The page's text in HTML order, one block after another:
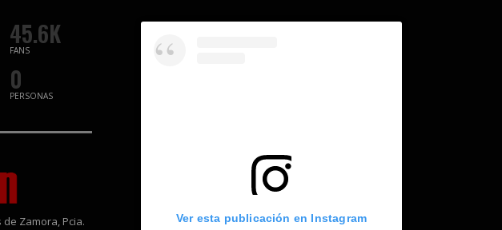
45.6K
FANS
0
PERSONAS
de Zamora, Pcia. Ver esta publicación en Instagram